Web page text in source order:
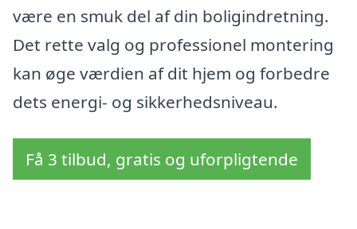
være en smuk del af din boligindretning.
Det rette valg og professionel montering
kan øge værdien af dit hjem og forbedre
dets energi- og sikkerhedsniveau.
Få 3 tilbud, gratis og uforpligtende